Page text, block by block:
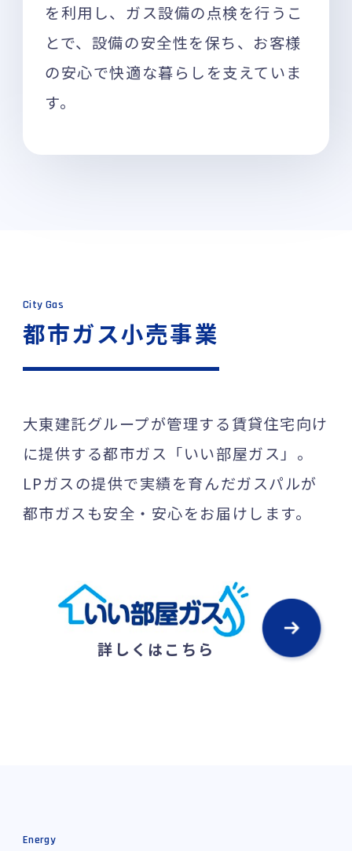
を利用し、ガス設備の点検を行うこ
とで、設備の安全性を保ち、お客様
の安心で快適な暮らしを支えていま
す。
City Gas
都市ガス小売事業
大東建託グループが管理する賃貸住宅向け
に提供する都市ガス「いい部屋ガス」。
LPガスの提供で実績を育んだガスパルが
都市ガスも安全・安心をお届けします。
詳しくはこちら
Energy